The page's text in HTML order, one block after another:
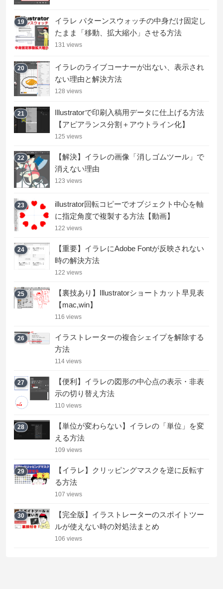
19
イラレ パターンスウォッチの中身だけ固定し
たまま「移動、拡大縮小」させる方法
131 views
20
イラレのライブコーナーが出ない、表示され
ない理由と解決方法
128 views
21
Illustratorで印刷入稿用データに仕上げる方法
【アピアランス分割＋アウトライン化】
125 views
22
【解決】イラレの画像「消しゴムツール」で
消えない理由
123 views
23
illustrator回転コピーでオブジェクト中心を軸
に指定角度で複製する方法【動画】
122 views
24
【重要】イラレにAdobe Fontが反映されない
時の解決方法
122 views
25
【裏技あり】Illustratorショートカット早見表
【mac,win】
116 views
26
イラストレーターの複合シェイプを解除する
方法
114 views
27
【便利】イラレの図形の中心点の表示・非表
示の切り替え方法
110 views
28
【単位が変わらない】イラレの「単位」を変
える方法
109 views
29
【イラレ】クリッピングマスクを逆に反転す
る方法
107 views
30
【完全版】イラストレーターのスポイトツー
ルが使えない時の対処法まとめ
106 views